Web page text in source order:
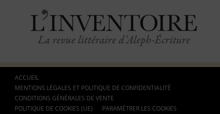
ACCUEIL
MENTIONS LÉGALES ET POLITIQUE DE CONFIDENTIALITÉ
CONDITIONS GÉNÉRALES DE VENTE
POLITIQUE DE COOKIES (UE)
PARAMÉTRER LES COOKIES